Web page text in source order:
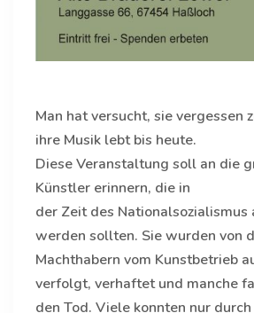
Man hat versucht, sie vergessen
ihre Musik lebt bis heute.
Diese Veranstaltung soll an die
Künstler erinnern, die in
der Zeit des Nationalsozialismus
werden sollten. Sie wurden von
Machthabern vom Kunstbetrieb
verfolgt, verhaftet und manche
den Tod. Viele konnten nur